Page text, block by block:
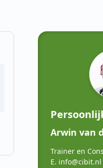
Persoonlijk
Arwin van
Trainer en
E. info@cibit.nl